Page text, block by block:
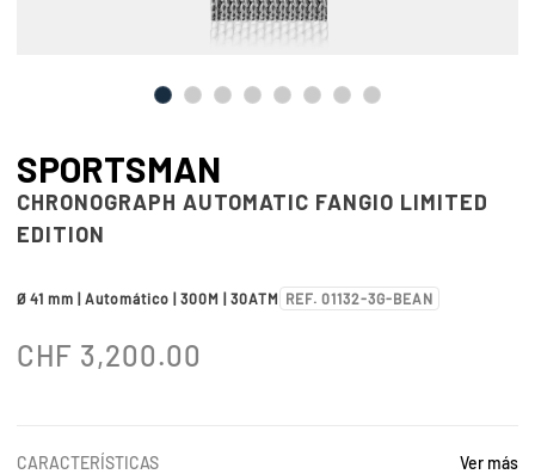
SPORTSMAN
CHRONOGRAPH AUTOMATIC FANGIO LIMITED
EDITION
Ø 41 mm | Automático | 300M | 30ATM REF. 01132-3G-BEAN
CHF 3,200.00
CARACTERÍSTICAS Ver más